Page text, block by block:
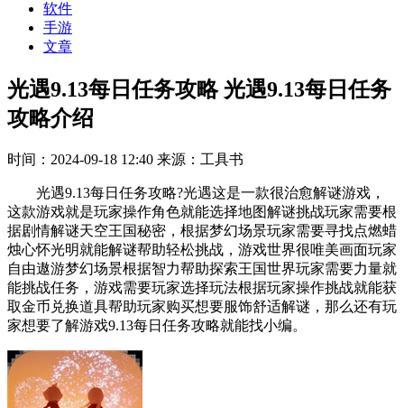
软件
手游
文章
光遇9.13每日任务攻略 光遇9.13每日任务
攻略介绍
时间：2024-09-18 12:40 来源：工具书
光遇9.13每日任务攻略?光遇这是一款很治愈解谜游戏，
这款游戏就是玩家操作角色就能选择地图解谜挑战玩家需要根
据剧情解谜天空王国秘密，根据梦幻场景玩家需要寻找点燃蜡
烛心怀光明就能解谜帮助轻松挑战，游戏世界很唯美画面玩家
自由遨游梦幻场景根据智力帮助探索王国世界玩家需要力量就
能挑战任务，游戏需要玩家选择玩法根据玩家操作挑战就能获
取金币兑换道具帮助玩家购买想要服饰舒适解谜，那么还有玩
家想要了解游戏9.13每日任务攻略就能找小编。